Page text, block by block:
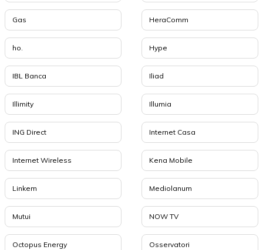
Gas HeraComm
ho. Hype
IBL Banca Iliad
Illimity Illumia
ING Direct Internet Casa
Internet Wireless Kena Mobile
Linkem Mediolanum
Mutui NOW TV
Octopus Energy Osservatori